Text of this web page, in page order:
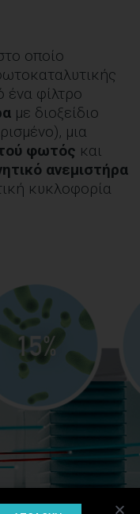
οποίο
ένα φίλτρο
με διοξείδιο
μια
φωτός και
ανεμιστήρα
κυκλοφορία